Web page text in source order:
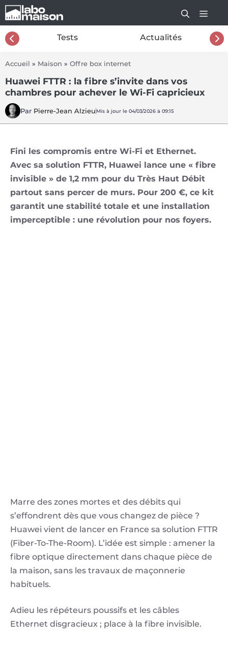
Aller
au
contenu
Tests Actualités
Accueil » Maison » Offre box internet
Huawei FTTR : la fibre s’invite dans vos
chambres pour achever le Wi-Fi capricieux
Par Pierre-Jean Alzieu Mis à jour le 04/03/2026 à 09:15
Fini les compromis entre Wi-Fi et Ethernet.
Avec sa solution FTTR, Huawei lance une « fibre
invisible » de 1,2 mm pour du Très Haut Débit
partout sans percer de murs. Pour 200 €, ce kit
garantit une stabilité totale et une installation
imperceptible : une révolution pour nos foyers.
Marre des zones mortes et des débits qui
s’effondrent dès que vous changez de pièce ?
Huawei vient de lancer en France sa solution FTTR
(Fiber-To-The-Room). L’idée est simple : amener la
fibre optique directement dans chaque pièce de
la maison, sans les travaux de maçonnerie
habituels.
Adieu les répéteurs poussifs et les câbles
Ethernet disgracieux ; place à la fibre invisible.